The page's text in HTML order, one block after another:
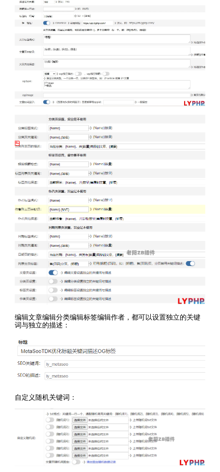
编辑文章编辑分类编辑标签编辑作者，都可以设置独立的关键
词与独立的描述：
自定义随机关键词：